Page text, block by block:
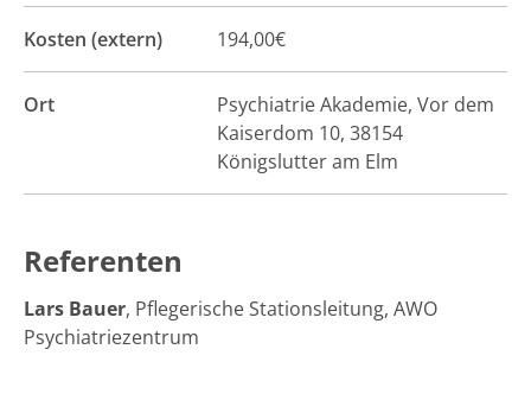
Kosten (extern) 194,00€
Ort
Psychiatrie Akademie, Vor dem
Kaiserdom 10, 38154
Königslutter am Elm
Referenten
Lars Bauer, Pflegerische Stationsleitung, AWO
Psychiatriezentrum